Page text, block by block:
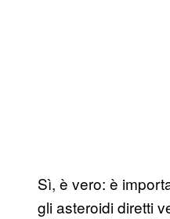
Sì, è vero: è
gli asteroidi diretti